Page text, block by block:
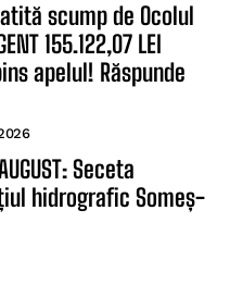
scump de Ocolul
155.122,07 LEI
apelul! Răspunde
Seceta
hidrografic Someș-